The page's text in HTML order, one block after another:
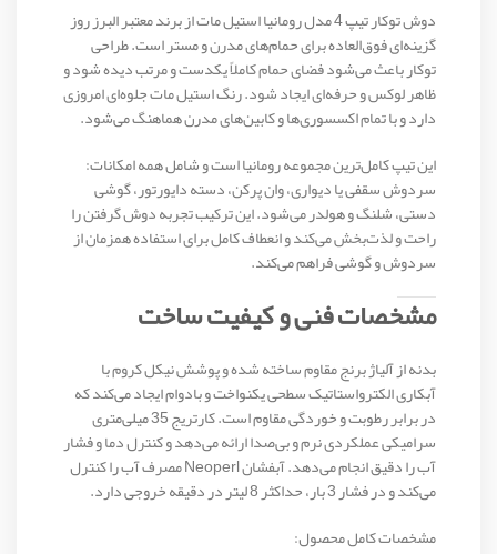
دوش توکار تیپ 4 مدل رومانیا استیل مات از برند معتبر البرز روز
گزینه‌ای فوق‌العاده برای حمام‌های مدرن و مستر است. طراحی
توکار باعث می‌شود فضای حمام کاملاً یکدست و مرتب دیده شود و
ظاهر لوکس و حرفه‌ای ایجاد شود. رنگ استیل مات جلوه‌ای امروزی
دارد و با تمام اکسسوری‌ها و کابین‌های مدرن هماهنگ می‌شود.
این تیپ کامل‌ترین مجموعه رومانیا است و شامل همه امکانات:
سردوش سقفی یا دیواری، وان پرکن، دسته دایورتور، گوشی
دستی، شلنگ و هولدر می‌شود. این ترکیب تجربه دوش گرفتن را
راحت و لذت‌بخش می‌کند و انعطاف کامل برای استفاده همزمان از
سردوش و گوشی فراهم می‌کند.
مشخصات فنی و کیفیت ساخت
بدنه از آلیاژ برنج مقاوم ساخته شده و پوشش نیکل کروم با
آبکاری الکترواستاتیک سطحی یکنواخت و بادوام ایجاد می‌کند که
در برابر رطوبت و خوردگی مقاوم است. کارتریج 35 میلی‌متری
سرامیکی عملکردی نرم و بی‌صدا ارائه می‌دهد و کنترل دما و فشار
آب را دقیق انجام می‌دهد. آبفشان Neoperl مصرف آب را کنترل
می‌کند و در فشار 3 بار، حداکثر 8 لیتر در دقیقه خروجی دارد.
مشخصات کامل محصول: